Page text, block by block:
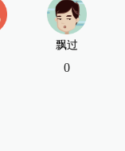
飘过
0